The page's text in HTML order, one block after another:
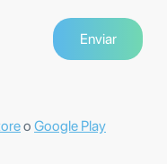
o Google Play